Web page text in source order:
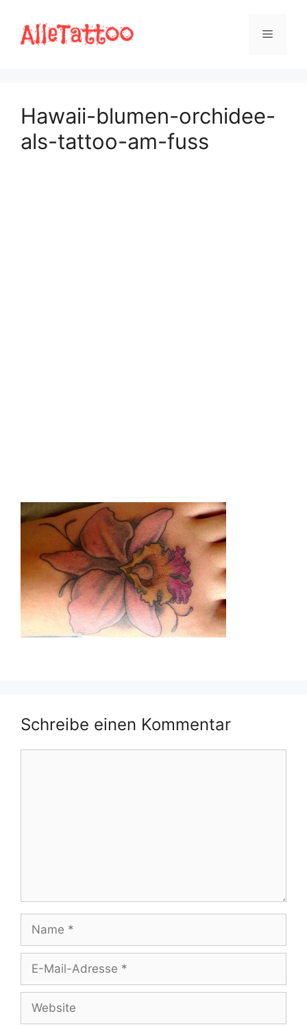
Inhalt
springen
Menü
Hawaii-blumen-orchidee-
als-tattoo-am-fuss
Schreibe einen Kommentar
Mail-
Adresse